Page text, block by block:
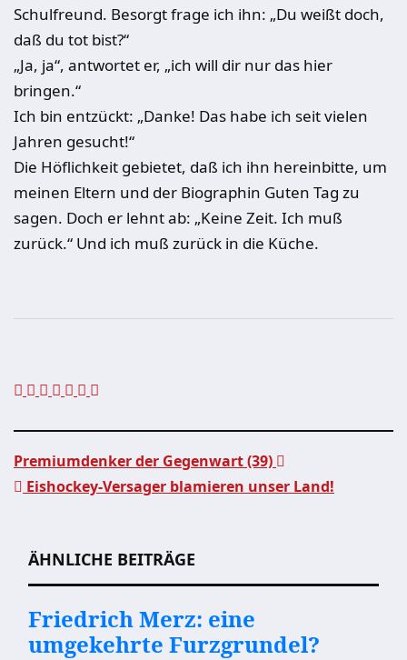
Schulfreund. Besorgt frage ich ihn: „Du weißt doch,
daß du tot bist?“
„Ja, ja“, antwortet er, „ich will dir nur das hier
bringen.“
Ich bin entzückt: „Danke! Das habe ich seit vielen
Jahren gesucht!“
Die Höflichkeit gebietet, daß ich ihn hereinbitte, um
meinen Eltern und der Biographin Guten Tag zu
sagen. Doch er lehnt ab: „Keine Zeit. Ich muß
zurück.“ Und ich muß zurück in die Küche.
Premiumdenker der Gegenwart (39)
Eishockey-Versager blamieren unser Land!
ÄHNLICHE BEITRÄGE
Friedrich Merz: eine
umgekehrte Furzgrundel?